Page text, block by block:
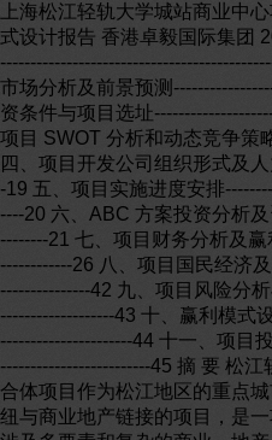
上海松江轻轨大学城站商业中心项目 投资可行性分析与盈利模式设计报告 香港卓毅国际集团 2007 年 1 月 8 日 目 录 摘 要------------------------------------------------------------------------------3 一、项目市场分析及前景预测------------------------------------------------5 二、投资条件与项目选址-------------------------------------------------------7 三、项目 SWOT 分析和动态竞争策略分析--------------------------------16 四、项目开发公司组织形式及人力资源------------------------------------19 五、项目实施进度安排--------------------------------------------------------20 六、ABC 方案投资分析及资金筹措----------------------------------------21 七、项目财务分析及赢利能力预测-----------------------------------------26 八、项目国民经济及社会效益分析----------------------------------------42 九、项目风险分析与风险回避的措施--------------------------------------43 十、赢利模式设计与政策建议----------------------------------------------44 十一、项目投资招商-----------------------------------------------------------45 摘 要 松江轨道交通枢纽客运中心暨商业综合体项目作为松江地区的重点城市建 设工程、又是轨道交通枢纽与商业地产链接的项目，是一项技术含量很高的系统 工程，涉及多要素和复杂的商业、地产、轨道交通多功能组合，因此项目定位和 商业布局的研究分析工作尤为重要。 我司本着积极认真的服务态度和专业探索的精神来切准市场脉动，正确选择 商业地产项目的定位方向、严谨的实施前期的分析定位工作流程，为产品定位提 供决策依据保证项目开发的成功。 与城通公司签订合同后,香港卓毅国际集团公司高度重视实施工作,在调研分 析的工作过程中，我们采用国际上标准规范的麦肯锡模型论证研究并实际模拟演 练;在业态设计方面,我们详细调研了批发与零售市场,运用杨宝民先生独创的洋 流商业布局理论，拟定了不同的业态方案。业态规划的目的如下: 1、为项目提供合理的商业组合方案，奠定繁荣持久经营的基石。 2、指导招商工作的有序进行，明确招商目标和后期经营管理方向。 3、为销售提供可以向投资者解释描绘的商业前景，支撑销售工作进行。 4、通过业态方案的设计确定项目赢利模式和资金回收的方式。 我们不仅调研了松江区批发与零售商业,而且根据商业网点规划,对松江商业 走势进行判断。我们认为本项目在松江新城乃至松江周边都具有最佳商业价值, 希望未来把握轨道交通开通后商机,通过良好策划形成顾客消费目的地目的地。 根据项目特点,我们还组织力量系统调研了上海轨道交通物业典型项目,我们 对上海龙之梦购物中心(轨道交通物业)和松江开元地中海项目进行了专题分析, 形成了专题考察报告。龙之梦与本项目原来的建筑设计方案非常相识,都是封闭 的室内空间。龙之梦的考察表明轨道交通只是商业物业成功的必要条件不是充分 条件,从可持续经营角度论证商业物业有利于项目成功。开元地中海项目表明,成 功的投资策略是部分物业例如住宅类物业可以提前收回投资,商业物业需要市场 培育期进行保留经营。 卓毅公司提出了三个业态方案 主要内容 特点 A 购物中心、空中步行街、酒店式公寓等组合 面积24万平方米,此外建议做2万平方米空 中花园(不含地下室和交通物业面积) 商业以零售为主,物业功 能由零售物业和公寓酒店 组合而成 B 批发面积7万平方米,空中步行街3万平方米, 餐饮1万平方米,公寓2万平方米,此外空中花 园2万平方米,投资规模最小。 商业批发为主,配备酒店 式公寓,空中花园和餐饮, 提升批发市场档次 C 建筑形态和面积与A方案基本相同,商业经 营以批发为主,突出电子批发业态. 建筑形态与A方案相同,是 第三代购物中心环境的批 发市场 A B C 三个业态方案（以及D原方案）的各项经济指标 总建筑 面积（万 平方米） 总投资 成本（亿 元） 可销售面 积（万平 方米） 销售总 额（亿元） 可出租 面积 （万平 方米） 出租收 入年 （万元） A 26 10．8 13 12 4320 B 请缩减B方案面积,住宅减少3万平方米,批发面积减少3万平方 米共减少到20万平方米 C 27 11．4 10 11．6 13 4745 D原 方 案 47 其 中 地 下 7 预计 18 亿元。 ABC方案以及原方案的比较分析表明,第一 根据未来五年松江经济发展趋势, 本地块商业价值的提升是大家的共识,因此,本项目土地必须整体变性,成为商住 用地。 第二从投资回报角度,在本地块达到较高容积类,建设商业物业和酒店式公寓 相互结合,购物中心与步行街结合的A方案投资效益最大,在业态发生变化情况 下,A和C方案业态可以部分互换或根据当时市场情况灵活调整。 A方案的投资精髓特别强调可以销售的物业例如酒店式公寓和空中步行街 等,改变了原来方案无法收回投资的缺点。 根据我们实际调查深圳福田交通枢纽中心的操作模式,深圳市财政全额拨款 7亿元人民币投资兴建,已经处于封顶。该项目缺点是没有充分挖掘商业价值,作为 社会公益事业来投资,政府委托下属企业全额投资持有物业。 B方案投资规模较小,在现有基础上,建筑面积13万基础上,总投资最小可以达 到XX 亿元左右,与深圳项目投资金额基本相同。 根据A方案我们的项目投资规模要达到12亿元,利用可销售物业至少可以回 收8亿元以上投资,同时为社会增加了文化活动中心、博物馆等公益设施。因此A 方案投资收益优于深圳等地同类项目。 通过对项目的系统分析，我们认为本项目地理位置优越，属于一个开发前 景非常好的难得的交通综合体项目，短期的市场销售风险和中长期的招商租赁风 险较小。结论 1 经估算，项目 A 的静态和动态经济效益指标最好，能够挖掘最 大经济效益。 结论 2 项目经营的五年预测中,首先经营批发业态,待周边 3 公里半径达到 20 人口后,逐步转型为零售业态为主。B 方案是投资规模最小的方案,在经济收益 方面挖掘利润不如 A 方案,但是具备较小投资规模比较良好投资前景。在没有外 来大型投资公司介入前提下选择 B 方案。 结论 3 土地整体变性为商住用地,此工作建议轨道公司优先向政府提出,土地 变性后,建议采取面向投资者的招商活动。 鉴于本项目的盈利前景,本项目商业物业部分具备吸引外来投资商的前景,因 此本项目在赢利模式上远远超越原来投资公司所做的建筑方案和盈利模式。 一、项目市场分析与前景预测 1.松江住宅市场分析与项目酒店式公寓定位 在一系列稳定房价的宏观调控措施下，房地产市场健康发展，政策效应逐步 显现。2005 年全年实现房地产业增加值 亿元，比上年增长 %。完成商 品房投资 亿元，增长 %；商品房施工面积 万平方米，增长 58%，其中新开工面积 万平方米；竣工面积 万平方米。房价基本 维持稳定，未出现明显波动，销售量有所萎缩。期房销售面积 万平方米， 下降 %，销售额 亿元，下降 %；现房销售面积 万平方米， 增长 %，销售额 亿元，增长 %；年末商品房空置面积 万平 方米。存量房交易平稳，全年二手房成交过户面积（单向） 万平方米，交 易金额 亿元。 2. 松江酒店市场前景及项目酒店定位 松江是上海的重要旅游目的地，也是重要的商务商贸区域，各个酒店经营情 况较好。未来五至十年。各种旅游商务商贸客流将持续增长。至 2012 年将增至 300 万人次。轻轨通车后大量的区内外客流急剧增加。尤其是轨道-公交的换乘枢 纽周边。各种酒店会应运而生，我们认为轨道-公交周边的酒店市场需求，主要 以经济型和商务型为主，经过调研测算，大约至少要增加 0。3-0。6 左右。 2．1、酒店市场状况： 2．1．1、各酒店的开房率： 开房率/ 年 价 格 元/天 星级 位置 开元大酒店 60 688 5 松江区人民北路 1799 号 新晖豪生 55 598 4 松江新区文诚路 765 号 迪文宾馆 57 130 无 松江新区西林北路 1777 弄 8 号 松江宾馆 80 190 2 松江区中山东路 298 号 凌江宾馆 60 178 准 3 松江区翔峰路 红楼宾馆 51 460 3 松江区普照路 1 号 加加村 63 218 无 松江区华亭老街店 如家快捷酒 店松江方舟 园店 72 187 快 捷 经 济型 松江区荣乐中路 12 弄 282 号 江诚商务宾 馆 55 318 2 松江新区南其昌路 300 号 红与蓝大酒 店 50 218 2 松江人民北路 211 号 富悦宫商务 酒店、 57 258 准 4 松江新区谷阳北路商业广 场 371 弄 78 号 高唐宾馆 65 100 无 松江区环城路 240--242 号 2．1．2、酒店情况的特征分析 松江的各类酒店大约至少二十六家，各星级不齐全。松江区老成区里几乎没有四 星级以上的高星级酒店，松江新区的各类酒店宾馆因新区客流少非商贸旅游主要 目的地，旅客不足。原来也是没有高星级酒店，自从开元大酒店和新晖豪生大酒 店开业以来，高端旅客才不用去老城区里。但是从发展的形势分析，松江四星级 以上的高星级酒店还是不够，尤其是在本项目的交通枢纽区域，高星级酒店和商 务型酒店是必备的，另外，交通枢纽位置的快捷经济型酒店，例如如家、速 8、 格林豪泰、锦江之星等等，都是比较适合的酒店类型。 3.松江酒店式公寓及本项目市场定位 松江新区酒店公寓和公寓市场情况 调查显示，松江的公寓物业市场对比住宅来说是比较受欢迎的，已经交付入 住和正在销售的都比较旺势，因小户型总价低又有厨房卫生间甚至阳台的物业倍 受年轻人和外来人口的欢迎。市场显示几乎是供不应求的。上海市内的大量的工 薪人员受购买力局限，只好到郊区寻找这种房子居住，轻轨开通后，这样的需求 者会随之而来，目前松江市内的几处公寓——开元地中海、松云水苑、泰晤士小 镇、湖畔天地等都是百分之六十以上。而开元地中海、泰晤士小镇销售比较早的 几乎是百分之百。 名称 占地 建面 位置 类型 套数 面积 平米 售价 元 / 平 米 销售率 开元地中 海 60697 280000 新 松 江 路 926 号 单身公寓 酒店公寓 498 104 28 至 45 7200 售完 售完 松云水苑 :200000 360000 谷 阳 路 文 翔 路 单身公寓 106 36-60 6500 60% 蓝桥公寓 文 诚 路 单身公寓 174 35-65 68% 泰晤士小 镇 玉树路 商住公寓 单身公寓 88 125 55-80 45-75 90% 丁香花园 三新北 路 单身公寓 40-70 55% 酒店式公寓特征分析 2004 年流行“小户型”即酒店式公寓，2005 年小户型依然表现强眼，在 2006 年酒店式公寓仍然有较大的市场空间。 ·酒店式公寓一般不是独立开发，经常是为项目产品的匹配。无论首次购房自用 的年轻人，还是投资型业主，对地段优越、性价比较高的小户型房屋的投资信心 会被最先恢复，小户型的热销会必然带动整体项目的销售。 ·随着市场供应量增多，产品将出现多样化，户型设计将更合理、更舒适，这要 求项目外部空间有所创新。 ·酒店式公寓比例也在增大，出现更小更精的趋势。小户型设计上体现实用性和 实惠性，总房价又少，对年轻人的压力不大。 ·酒店式公寓是在面积和价格方面市场细分的结果，符合市场需求的一种过渡消 费，这种产